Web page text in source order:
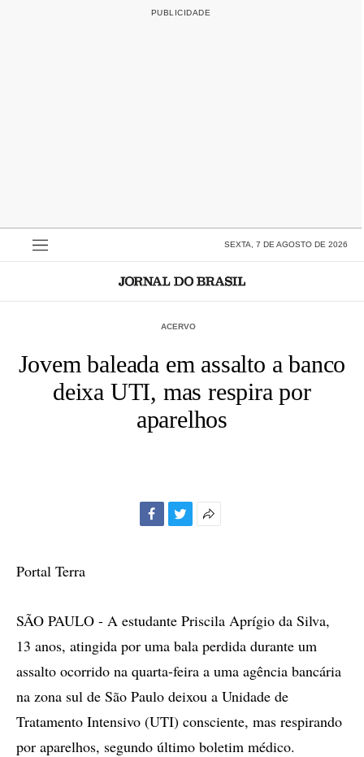
SEXTA, 7 DE AGOSTO DE 2026
ACERVO
Jovem baleada em assalto a banco
deixa UTI, mas respira por
aparelhos
Portal Terra
SÃO PAULO - A estudante Priscila Aprígio da Silva,
13 anos, atingida por uma bala perdida durante um
assalto ocorrido na quarta-feira a uma agência bancária
na zona sul de São Paulo deixou a Unidade de
Tratamento Intensivo (UTI) consciente, mas respirando
por aparelhos, segundo último boletim médico.